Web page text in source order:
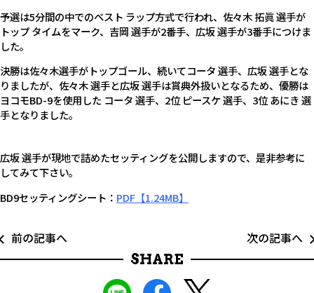
予選は5分間の中でのベスト ラップ方式で行われ、佐々木 拓眞 選手が
トップ タイムをマーク、吉岡 選手が2番手、広坂 選手が3番手につけま
した。
決勝は佐々木選手がトップゴール、続いてコータ 選手、広坂 選手とな
りましたが、佐々木 選手と広坂 選手は賞典外扱いとなるため、優勝は
ヨコモBD-9を使用した コータ 選手、2位 ピースケ 選手、3位 あにき 選
手となりました。
広坂 選手が現地で詰めたセッティングを公開しますので、是非参考に
してみて下さい。
BD9セッティングシート： PDF【1.24MB】
前の記事へ
次の記事へ
SHARE